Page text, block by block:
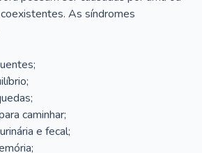
As síndromes
caminhar;
e fecal;